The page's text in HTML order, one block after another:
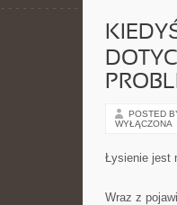
POSTED
WYŁĄCZONA
Łysienie jest
Wraz z